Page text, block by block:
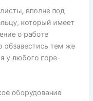
вполне под
который имеет
о работе
обзавестись тем же
у любого горе-
оборудование